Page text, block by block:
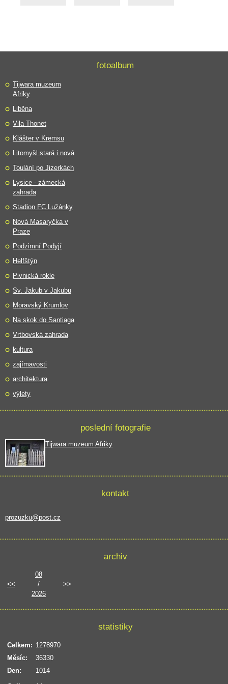
fotoalbum
Tijwara muzeum
Afriky
Liběna
Vila Thonet
Klášter v Kremsu
Litomyšl stará i nová
Toulání po Jizerkách
Lysice - zámecká
zahrada
Stadion FC Lužánky
Nová Masaryčka v
Praze
Podzimní Podyjí
Helfštýn
Pivnická rokle
Sv. Jakub v Jakubu
Moravský Krumlov
Na skok do Santiaga
Vrtbovská zahrada
kultura
zajímavosti
architektura
výlety
poslední fotografie
Tijwara muzeum Afriky
kontakt
prozuzku@post.cz
archiv
<<
08
/
2026
>>
statistiky
Celkem: 1278970
Měsíc:
36330
Den:
1014